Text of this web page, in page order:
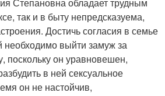
так и в быту непредсказуема,
Достичь согласия в семье
необходимо выйти замуж за
поскольку он уравновешен,
в ней сексуальное
он не настойчив,